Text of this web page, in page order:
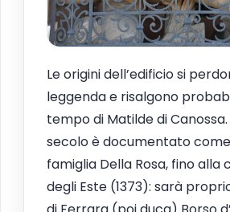
Le origini dell’edificio si
leggenda e risalgono
tempo di Matilde di Canossa.
secolo è documentato
famiglia Della Rosa, fino alla
degli Este (1373): sarà